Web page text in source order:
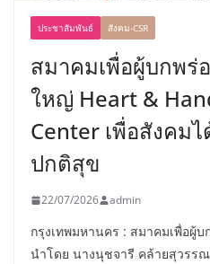
ประชาสัมพันธ์ สังคม-CSR
สมาคมเพื่อผู้บกพร่
ใหญ่ Heart &
Center เพื่อสังคม
ปกติสุข
22/07/2026 admin
กรุงเทพมหานคร : สมาคมเพื่อผู้บ
นำโดย นางนุชจารี คล้ายสุวรร